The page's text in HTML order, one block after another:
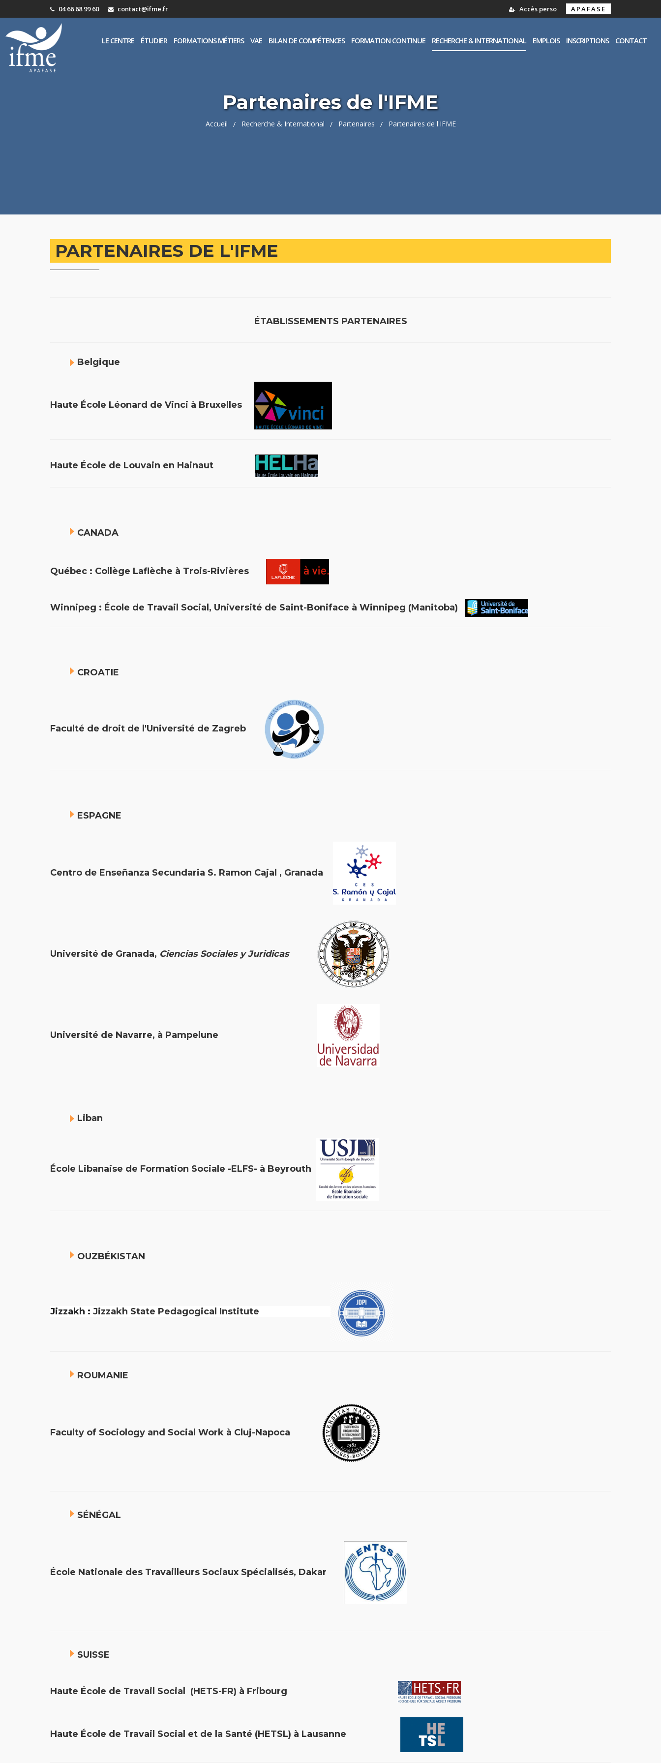
04 66 68 99 60 contact@ifme.fr Accès perso APAFASE
LE CENTRE ÉTUDIER FORMATIONS MÉTIERS VAE BILAN DE COMPÉTENCES FORMATION CONTINUE RECHERCHE & INTERNATIONAL EMPLOIS INSCRIPTIONS CONTACT
Partenaires de l'IFME
Accueil Recherche & International Partenaires Partenaires de l'IFME
PARTENAIRES DE L'IFME
ÉTABLISSEMENTS PARTENAIRES
Belgique
Haute École Léonard de Vinci à Bruxelles
Haute École de Louvain en Hainaut
CANADA
Québec : Collège Laflèche à Trois-Rivières
Winnipeg : École de Travail Social, Université de Saint-Boniface à Winnipeg (Manitoba)
CROATIE
Faculté de droit de l'Université de Zagreb
ESPAGNE
Centro de Enseñanza Secundaria S. Ramon Cajal , Granada
Université de Granada, Ciencias Sociales y Juridicas
Université de Navarre, à Pampelune
Liban
École Libanaise de Formation Sociale -ELFS- à Beyrouth
OUZBÉKISTAN
Jizzakh : Jizzakh State Pedagogical Institute
ROUMANIE
Faculty of Sociology and Social Work à Cluj-Napoca
SÉNÉGAL
École Nationale des Travailleurs Sociaux Spécialisés, Dakar
SUISSE
Haute École de Travail Social (HETS-FR) à Fribourg
Haute École de Travail Social et de la Santé (HETSL) à Lausanne